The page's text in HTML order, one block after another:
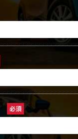
必須